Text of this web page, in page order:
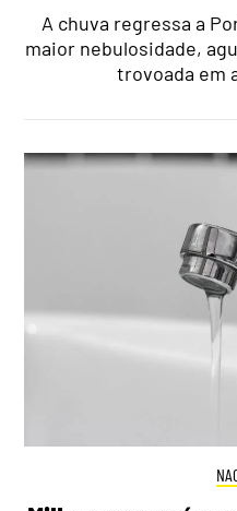
A chuva regressa a
maior nebulosidade,
trovoada em